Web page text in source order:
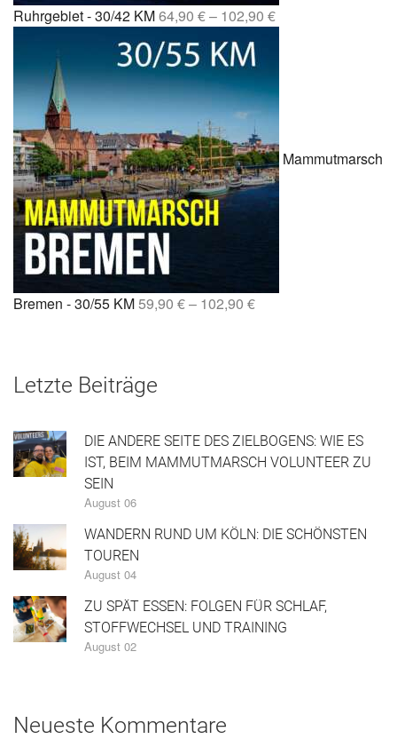
Ruhrgebiet - 30/42 KM64,90 €– 102,90 €
Mammutmarsch
Bremen - 30/55 KM59,90 €– 102,90 €
Letzte Beiträge
DIE ANDERE SEITE DES ZIELBOGENS: WIE ES
IST, BEIM MAMMUTMARSCH VOLUNTEER ZU
SEIN
August 06
WANDERN RUND UM KÖLN: DIE SCHÖNSTEN
TOUREN
August 04
ZU SPÄT ESSEN: FOLGEN FÜR SCHLAF,
STOFFWECHSEL UND TRAINING
August 02
Neueste Kommentare